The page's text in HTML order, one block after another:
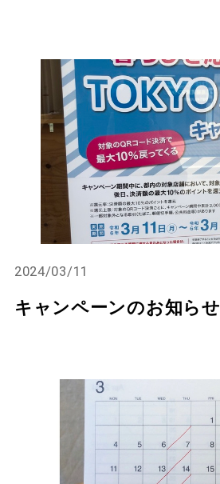
2024/03/11
キャンペーンのお知らせ